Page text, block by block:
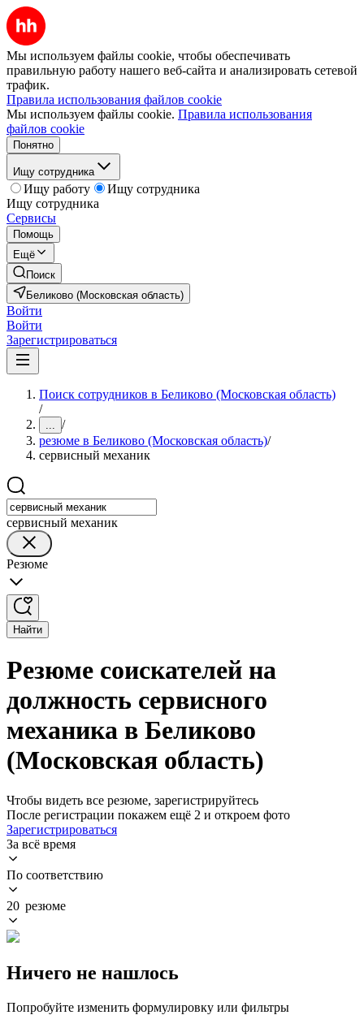
Мы используем файлы cookie, чтобы обеспечивать
правильную работу нашего веб-сайта и анализировать сетевой
трафик.
Правила использования файлов cookie
Мы используем файлы cookie. Правила использования
файлов cookie
Понятно
Ищу сотрудника
Ищу работу
Ищу сотрудника
Ищу сотрудника
Сервисы
Помощь
Ещё
Поиск
Беликово (Московская область)
Войти
Войти
Зарегистрироваться
Поиск сотрудников в Беликово (Московская область)
/
... /
резюме в Беликово (Московская область)/
сервисный механик
сервисный механик
Резюме
Найти
Резюме соискателей на
должность сервисного
механика в Беликово
(Московская область)
Чтобы видеть все резюме, зарегистрируйтесь
После регистрации покажем ещё 2 и откроем фото
Зарегистрироваться
За всё время
По соответствию
20 резюме
Ничего не нашлось
Попробуйте изменить формулировку или фильтры